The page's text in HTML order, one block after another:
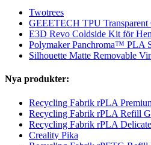
Twotrees
GEEETECH TPU Transparent
E3D Revo Coldside Kit för
Polymaker Panchroma™ PLA
Silhouette Matte Removable
Nya produkter:
Recycling Fabrik rPLA
Recycling Fabrik rPLA Refill
Recycling Fabrik rPLA
Creality Pika